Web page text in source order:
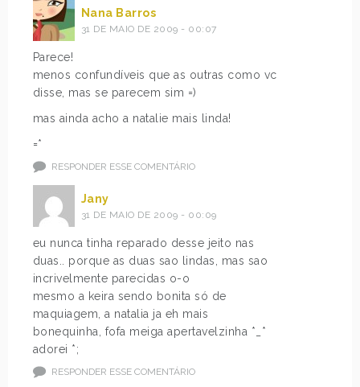
Nana Barros
31 DE MAIO DE 2009 - 00:07
Parece!
menos confundíveis que as outras como vc
disse, mas se parecem sim =)
mas ainda acho a natalie mais linda!
=*
RESPONDER ESSE COMENTÁRIO
Jany
31 DE MAIO DE 2009 - 00:09
eu nunca tinha reparado desse jeito nas
duas.. porque as duas sao lindas, mas sao
incrivelmente parecidas o-o
mesmo a keira sendo bonita só de
maquiagem, a natalia ja eh mais
bonequinha, fofa meiga apertavelzinha *_*
adorei *;
RESPONDER ESSE COMENTÁRIO